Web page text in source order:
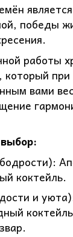
победы
работы
при
вами
коктейль.
и